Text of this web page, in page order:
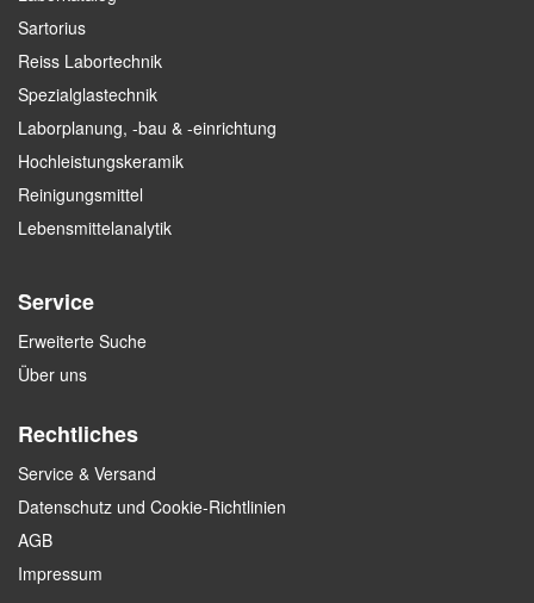
Sartorius
Reiss Labortechnik
Spezialglastechnik
Laborplanung, -bau & -einrichtung
Hochleistungskeramik
Reinigungsmittel
Lebensmittelanalytik
Service
Erweiterte Suche
Über uns
Rechtliches
Service & Versand
Datenschutz und Cookie-Richtlinien
AGB
Impressum